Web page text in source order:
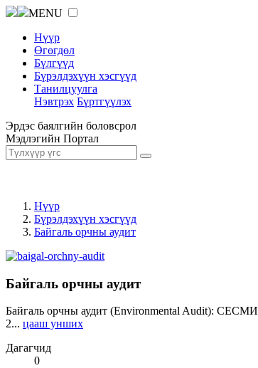
MENU
Нүүр
Өгөгдөл
Бүлгүүд
Бүрэлдэхүүн хэсгүүд
Танилцуулга
Нэвтрэх Бүртгүүлэх
Эрдэс баялгийн боловсрол
Мэдлэгийн Портал
Нүүр
Бүрэлдэхүүн хэсгүүд
Байгаль орчны аудит
Байгаль орчны аудит
Байгаль орчны аудит (Environmental Audit):
2... цааш унших
Дагагчид
0